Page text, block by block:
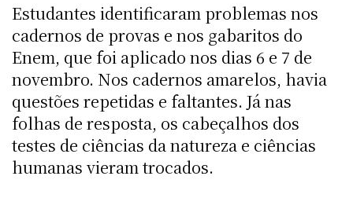
Estudantes identificaram problemas nos
cadernos de provas e nos gabaritos do
Enem, que foi aplicado nos dias 6 e 7 de
novembro. Nos cadernos amarelos, havia
questões repetidas e faltantes. Já nas
folhas de resposta, os cabeçalhos dos
testes de ciências da natureza e ciências
humanas vieram trocados.